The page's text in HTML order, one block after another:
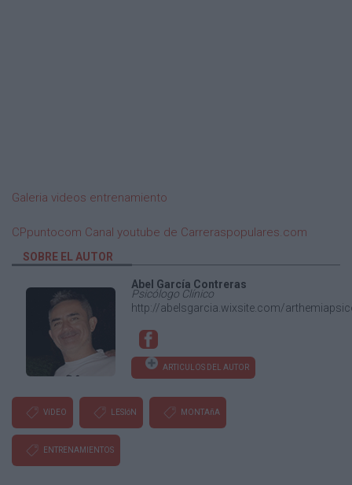
Galeria videos entrenamiento
CPpuntocom Canal youtube de Carreraspopulares.com
SOBRE EL AUTOR
Abel García Contreras
Psicólogo Clínico
http://abelsgarcia.wixsite.com/
ARTICULOS DEL AUTOR
VíDEO LESIóN MONTAñA
ENTRENAMIENTOS